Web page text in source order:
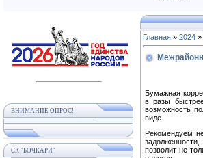
ВНИМАНИЕ ОПРОС!
СК "БОЧКАРИ"
Главная » 2024 »
Бумажная
в разы
возможность
виде.
Рекомендуем
позволит не